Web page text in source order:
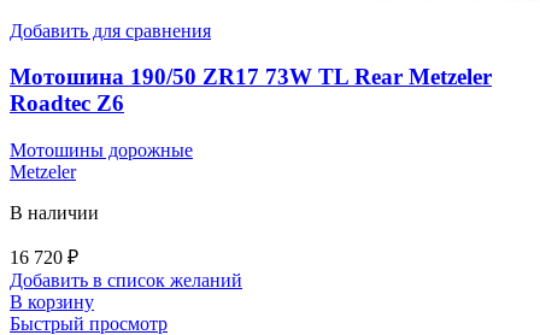
Добавить для сравнения
Мотошина 190/50 ZR17 73W TL Rear Metzeler
Roadtec Z6
Мотошины дорожные
Metzeler
В наличии
16 720 ₽
Добавить в список желаний
В корзину
Быстрый просмотр